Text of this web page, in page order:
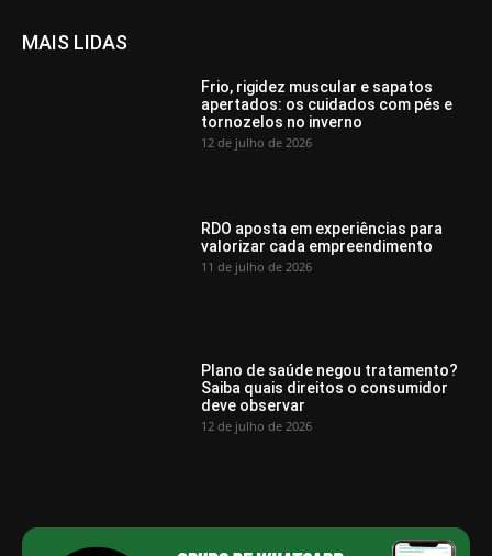
MAIS LIDAS
Frio, rigidez muscular e sapatos
apertados: os cuidados com pés e
tornozelos no inverno
12 de julho de 2026
RDO aposta em experiências para
valorizar cada empreendimento
11 de julho de 2026
Plano de saúde negou tratamento?
Saiba quais direitos o consumidor
deve observar
12 de julho de 2026